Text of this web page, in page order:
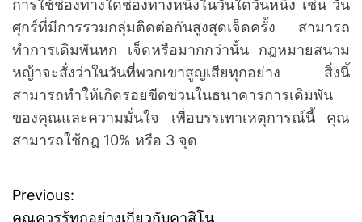
การใช้ช่องทางใดช่องทางหนึ่งในวันใดวันหนึ่ง เช่น วัน
ศุกร์ที่มีการรวมกลุ่มติดต่อกันสูงสุดเจ็ดครั้ง สามารถ
ทำการเดิมพันหก เจ็ดหรือมากกว่านั้น กฎหมายสนาม
หญ้าจะสั่งว่าในวันที่พวกเขาสูญเสียทุกอย่าง สิ่งนี้
สามารถทำให้เกิดรอยขีดข่วนในธนาคารการเดิมพัน
ของคุณและความมั่นใจ เพื่อบรรเทาเหตุการณ์นี้ คุณ
สามารถใช้กฎ 10% หรือ 3 จุด
P
Previous:
คุณควรรู้ทุกอย่างเกี่ยวกับคาสิโน